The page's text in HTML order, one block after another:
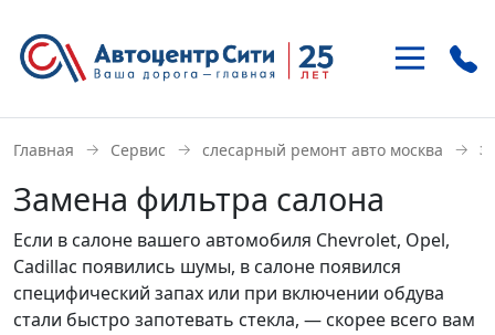
+7 (495)937-21-41
ул. Антонова-Овсеенко 15-1
+7 (495)121-46-85
м. «Домодедовская»
Внешняя сторона МКАД, 22 км
Главная → Сервис → слесарный ремонт авто москва →
Замена фильтра салона
Если в салоне вашего автомобиля Chevrolet, Opel,
Cadillac появились шумы, в салоне появился
специфический запах или при включении обдува
стали быстро запотевать стекла, — скорее всего вам